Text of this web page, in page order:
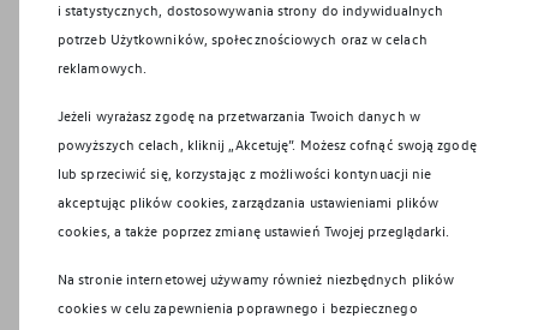
przetwarzamy dane osobowe w oparciu
o nasz uzasadniony interes (np. cele
analityczne, statystyczne, dowodowe,
Twojego sprzeciwu, będziemy musieli
zaprzestać przetwarzania Twoich
danych, chyba że wykażemy istnienie
istotnych, uzasadnionych podstaw dla
powinny mieć pierwszeństwo nad
Twoimi interesami lub są niezbędne do
i statystycznych, dostosowywania strony do indywidualnych
potrzeb Użytkowników, społecznościowych oraz w celach
reklamowych.
Jeżeli wyrażasz zgodę na przetwarzania Twoich danych w
powyższych celach, kliknij „Akcetuję”. Możesz cofnąć swoją zgodę
lub sprzeciwić się, korzystając z możliwości kontynuacji nie
akceptując plików cookies, zarządzania ustawieniami plików
cookies, a także poprzez zmianę ustawień Twojej przeglądarki.
Na stronie internetowej używamy również niezbędnych plików
cookies w celu zapewnienia poprawnego i bezpiecznego